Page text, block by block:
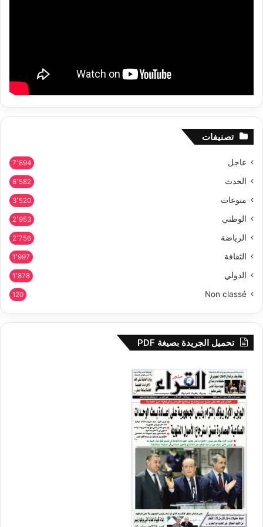
تصنيفات
عاجل 7٬894
الحدث 6٬582
منوعات 3٬520
الوطني 2٬953
الرياضة 2٬756
الثقافة 1٬997
الدولي 1٬878
Non classé
120
تحميل الجريدة بصيغة PDF